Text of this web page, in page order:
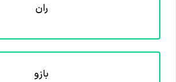
ران
بازو